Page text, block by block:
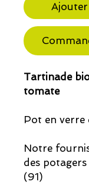
Tartinade
tomate
Pot en verre
Notre
des
(91)